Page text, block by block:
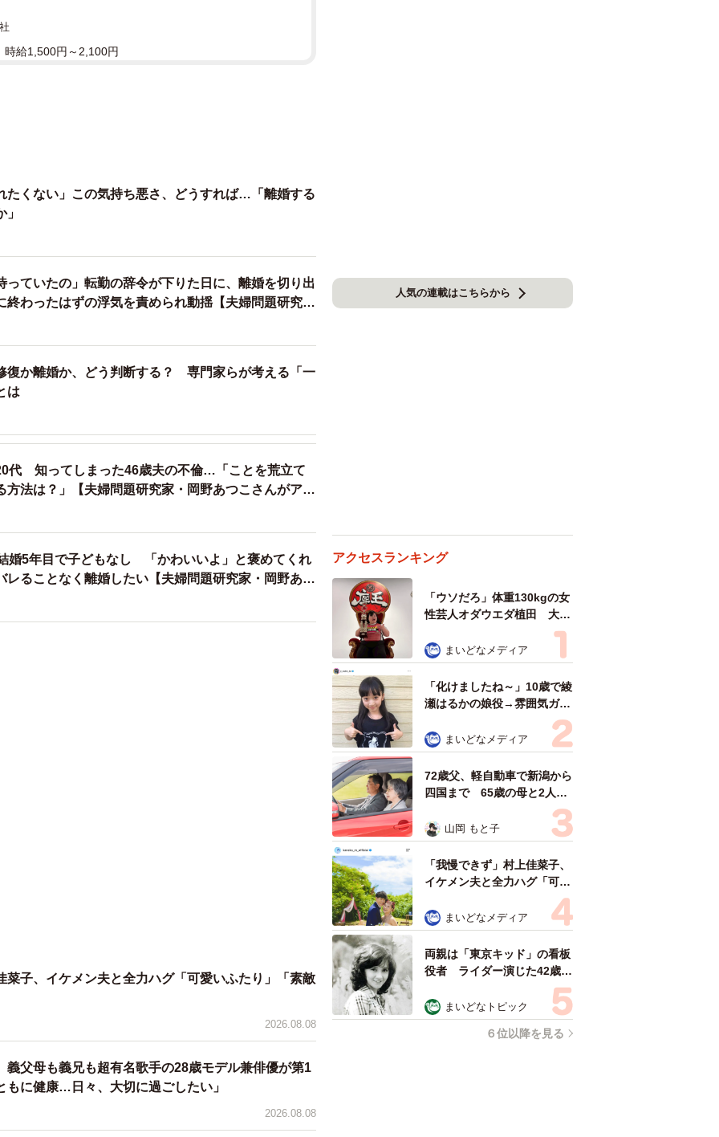
時給1,500円～2,100円
たくない」この気持ち悪さ、どうすれば…「離婚する
っていたの」転勤の辞令が下りた日に、離婚を切り出
わったはずの浮気を責められ動揺【夫婦問題研究
復か離婚か、どう判断する？ 専門家らが考える「一
は
代 知ってしまった46歳夫の不倫…「ことを荒立て
方法は？」【夫婦問題研究家・岡野あつこさんがアド
婚5年目で子どもなし 「かわいいよ」と褒めてくれ
ることなく離婚したい【夫婦問題研究家・岡野あつ
菜子、イケメン夫と全力ハグ「可愛いふたり」「素敵
2026.08.08
義父母も義兄も超有名歌手の28歳モデル兼俳優が第1
もに健康…日々、大切に過ごしたい」
2026.08.08
人気の連載はこちらから
アクセスランキング
「ウソだろ」体重130kgの女
性芸人オダウエダ植田 大学
時代のほっそり姿に「マジ
で」 まいどなメディア
「化けましたね～」10歳で綾
瀬はるかの娘役→雰囲気ガラ
リの18歳に成長 「メイクで
雰囲気が」「宝塚に入れそ
う」
まいどなメディア
72歳父、軽自動車で新潟から
四国まで 65歳の母と2人で
3泊4日の旅 パーキングの休
憩まで分刻み… 「大学生で
も組まねえよ！」
山岡 もと子
「我慢できず」村上佳菜子、
イケメン夫と全力ハグ「可愛
いふたり」「素敵なご夫婦」
まいどなメディア
両親は「東京キッド」の看板
役者 ライダー演じた42歳元
俳優が再婚妻との「ウエディ
ングフォト」計画を明言
「センスあるカメラマン求
まいどなトピック
６位以降を見る